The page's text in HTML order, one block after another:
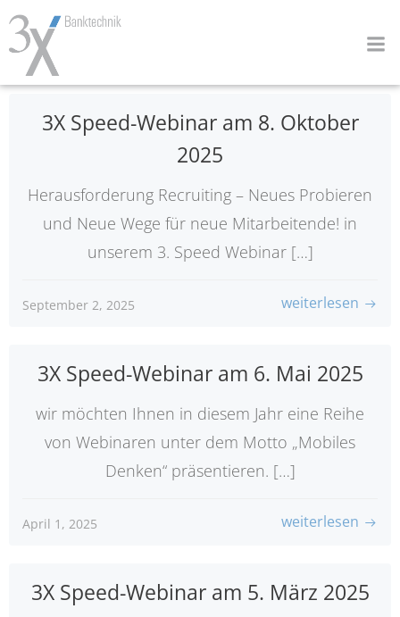
3X Speed-Webinar am 8. Oktober
2025
Herausforderung Recruiting – Neues Probieren
und Neue Wege für neue Mitarbeitende! in
unserem 3. Speed Webinar […]
September 2, 2025 weiterlesen
3X Speed-Webinar am 6. Mai 2025
wir möchten Ihnen in diesem Jahr eine Reihe
von Webinaren unter dem Motto „Mobiles
Denken“ präsentieren. […]
April 1, 2025 weiterlesen
3X Speed-Webinar am 5. März 2025